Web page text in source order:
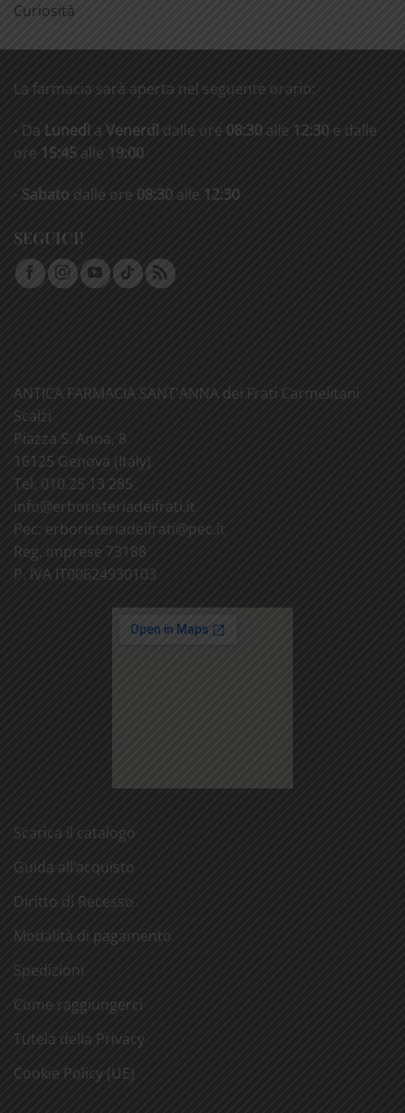
Curiosità
La farmacia sarà aperta nel seguente orario:
- Da Lunedì a Venerdì dalle ore 08:30 alle 12:30 e dalle
ore 15:45 alle 19:00
- Sabato dalle ore 08:30 alle 12:30
SEGUICI!
ANTICA FARMACIA SANT'ANNA dei Frati Carmelitani
Scalzi
Piazza S. Anna, 8
16125 Genova (Italy)
Tel. 010 25 13 285
info@erboristeriadeifrati.it
Pec: erboristeriadeifrati@pec.it
Reg. imprese 73188
P. IVA IT00624930103
Scarica il catalogo
Guida all’acquisto
Diritto di Recesso
Modalità di pagamento
Spedizioni
Come raggiungerci
Tutela della Privacy
Cookie Policy (UE)